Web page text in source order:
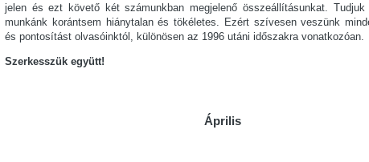
jelen és ezt követő két számunkban megjelenő összeállításunkat. Tudjuk
munkánk korántsem hiánytalan és tökéletes. Ezért szívesen veszünk
és pontosítást olvasóinktól, különösen az 1996 utáni időszakra vonatkozóan.
Szerkesszük együtt!
Április